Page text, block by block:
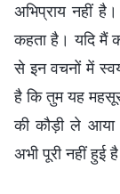
अभिप्राय नहीं
कहता है। यदि मैं
से इन वचनों में
है कि तुम यह महसूस
की कौड़ी ले आया
अभी पूरी नहीं हुई